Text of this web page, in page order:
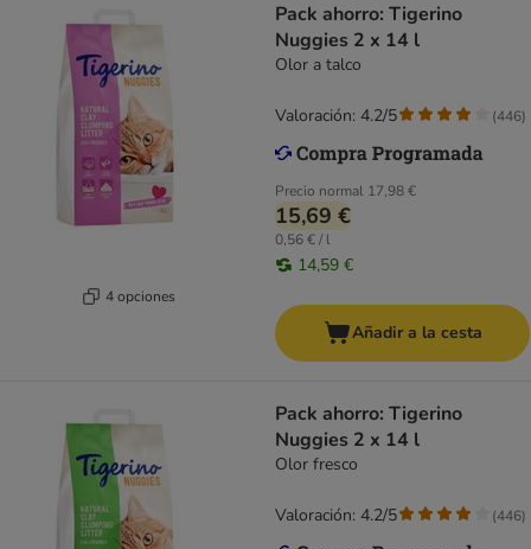
4 opciones
Pack ahorro: Tigerino
Nuggies 2 x 14 l
Olor a talco
Precio normal 17,98 €
15,69 €
0,56 € / l
14,59 €
Valoración: 4.2/5 (446)
Añadir a la cesta
Pack ahorro: Tigerino
Nuggies 2 x 14 l
Olor fresco
Valoración: 4.2/5 (446)